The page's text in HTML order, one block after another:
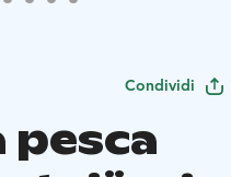
Condividi
pesca